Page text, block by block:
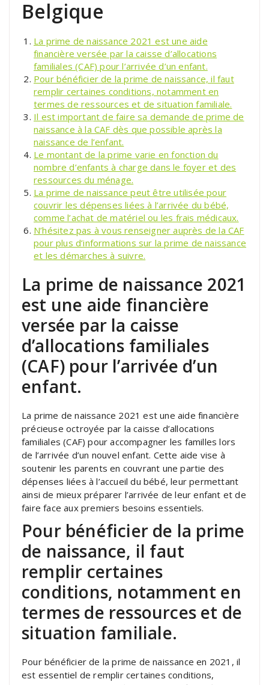
Belgique
La prime de naissance 2021 est une aide
financière versée par la caisse d’allocations
familiales (CAF) pour l’arrivée d’un enfant.
Pour bénéficier de la prime de naissance, il faut
remplir certaines conditions, notamment en
termes de ressources et de situation familiale.
Il est important de faire sa demande de prime de
naissance à la CAF dès que possible après la
naissance de l’enfant.
Le montant de la prime varie en fonction du
nombre d’enfants à charge dans le foyer et des
ressources du ménage.
La prime de naissance peut être utilisée pour
couvrir les dépenses liées à l’arrivée du bébé,
comme l’achat de matériel ou les frais médicaux.
N’hésitez pas à vous renseigner auprès de la CAF
pour plus d’informations sur la prime de naissance
et les démarches à suivre.
La prime de naissance 2021
est une aide financière
versée par la caisse
d’allocations familiales
(CAF) pour l’arrivée d’un
enfant.
La prime de naissance 2021 est une aide financière
précieuse octroyée par la caisse d’allocations
familiales (CAF) pour accompagner les familles lors
de l’arrivée d’un nouvel enfant. Cette aide vise à
soutenir les parents en couvrant une partie des
dépenses liées à l’accueil du bébé, leur permettant
ainsi de mieux préparer l’arrivée de leur enfant et de
faire face aux premiers besoins essentiels.
Pour bénéficier de la prime
de naissance, il faut
remplir certaines
conditions, notamment en
termes de ressources et de
situation familiale.
Pour bénéficier de la prime de naissance en 2021, il
est essentiel de remplir certaines conditions,